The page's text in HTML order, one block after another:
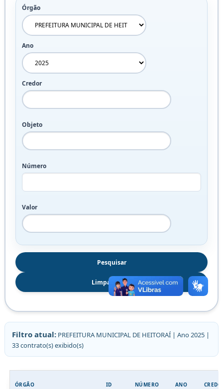
Contratos
Aditivos
Rescisão
Contratual
Ordem
cronológica
pagamentos
Receitas
Receitas
Receitas
Detalhadas
Receitas
por
Órgão
em
Ativa
Despesas
Órgão
Ano
Credor
Objeto
Número
Valor
Filtro atual:PREFEITURA MUNICIPAL DE HEITORAÍ | Ano 2025 |
33 contrato(s) exibido(s)
ÓRGÃO ID NÚMERO ANO